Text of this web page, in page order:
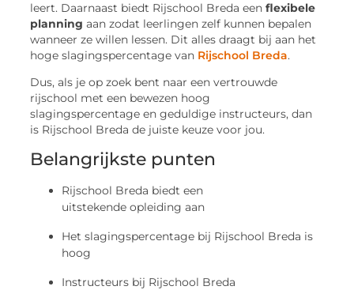
leert. Daarnaast biedt Rijschool Breda eenflexibele
planning aan zodat leerlingen zelf kunnen bepalen
wanneer ze willen lessen. Dit alles draagt bij aan het
hoge slagingspercentage van Rijschool Breda.
Dus, als je op zoek bent naar een vertrouwde
rijschool met een bewezen hoog
slagingspercentage en geduldige instructeurs, dan
is Rijschool Breda de juiste keuze voor jou.
Belangrijkste punten
Rijschool Breda biedt een
uitstekende opleiding aan
Het slagingspercentage bij Rijschool Breda is
hoog
Instructeurs bij Rijschool Breda